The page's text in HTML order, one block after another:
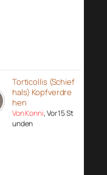
Torticollis (Schief
hals) Kopfverdre
hen
Von Konni, Vor 15 St
unden